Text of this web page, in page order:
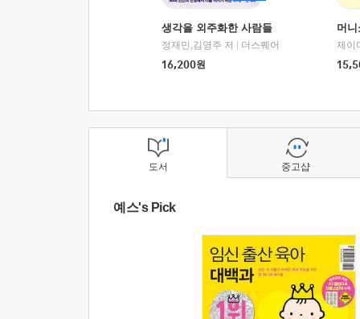
생각을 외주화한 사람들
정재민,김영주 저
더스퀘어
16,200원
머
도서
예스's Pick
중고샵